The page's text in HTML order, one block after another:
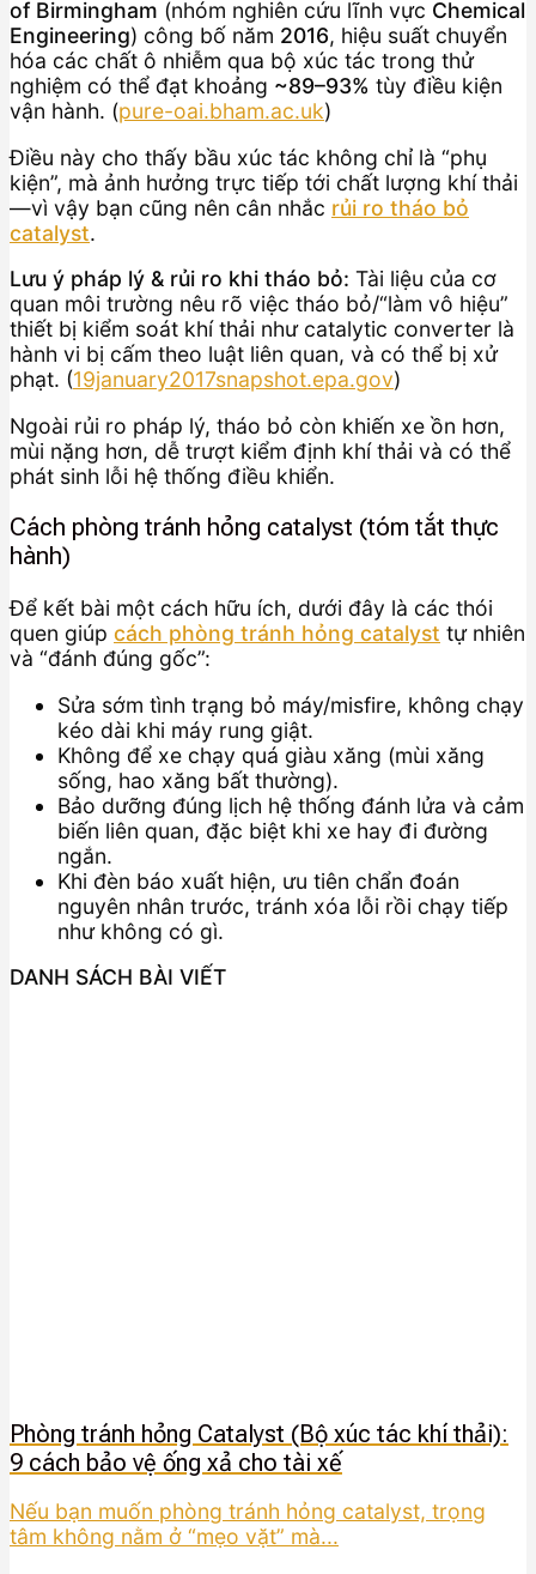
of Birmingham (nhóm nghiên cứu lĩnh vực Chemical
Engineering) công bố năm 2016, hiệu suất chuyển
hóa các chất ô nhiễm qua bộ xúc tác trong thử
nghiệm có thể đạt khoảng ~89–93% tùy điều kiện
vận hành. (pure-oai.bham.ac.uk)
Điều này cho thấy bầu xúc tác không chỉ là “phụ
kiện”, mà ảnh hưởng trực tiếp tới chất lượng khí thải
—vì vậy bạn cũng nên cân nhắc rủi ro tháo bỏ
catalyst.
Lưu ý pháp lý & rủi ro khi tháo bỏ: Tài liệu của cơ
quan môi trường nêu rõ việc tháo bỏ/“làm vô hiệu”
thiết bị kiểm soát khí thải như catalytic converter là
hành vi bị cấm theo luật liên quan, và có thể bị xử
phạt. (19january2017snapshot.epa.gov)
Ngoài rủi ro pháp lý, tháo bỏ còn khiến xe ồn hơn,
mùi nặng hơn, dễ trượt kiểm định khí thải và có thể
phát sinh lỗi hệ thống điều khiển.
Cách phòng tránh hỏng catalyst (tóm tắt thực
hành)
Để kết bài một cách hữu ích, dưới đây là các thói
quen giúp cách phòng tránh hỏng catalyst tự nhiên
và “đánh đúng gốc”:
Sửa sớm tình trạng bỏ máy/misfire, không chạy
kéo dài khi máy rung giật.
Không để xe chạy quá giàu xăng (mùi xăng
sống, hao xăng bất thường).
Bảo dưỡng đúng lịch hệ thống đánh lửa và cảm
biến liên quan, đặc biệt khi xe hay đi đường
ngắn.
Khi đèn báo xuất hiện, ưu tiên chẩn đoán
nguyên nhân trước, tránh xóa lỗi rồi chạy tiếp
như không có gì.
DANH SÁCH BÀI VIẾT
Phòng tránh hỏng Catalyst (Bộ xúc tác khí thải):
9 cách bảo vệ ống xả cho tài xế
Nếu bạn muốn phòng tránh hỏng catalyst, trọng
tâm không nằm ở “mẹo vặt” mà...